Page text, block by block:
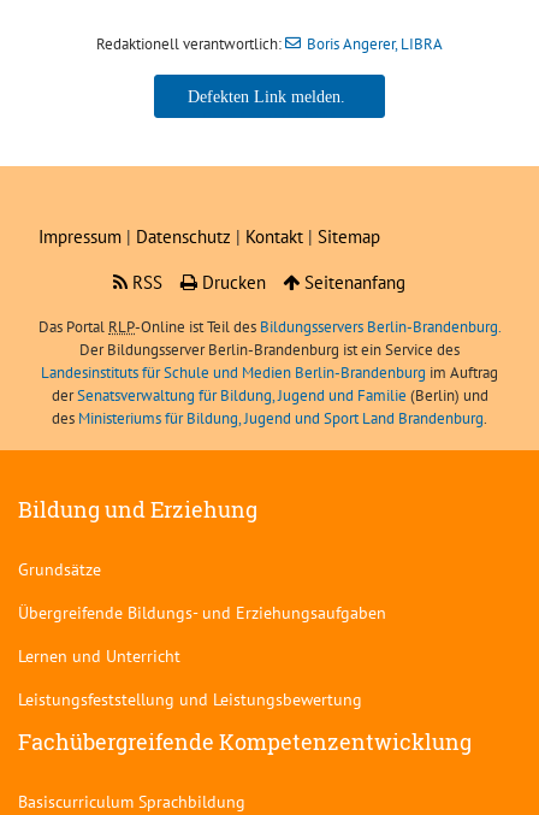
Redaktionell verantwortlich: Boris Angerer, LIBRA
Boris Angerer, LIBRA
Impressum | Datenschutz | Kontakt | Sitemap
RSS
Drucken Seitenanfang
Das Portal RLP-Online ist Teil des Bildungsservers Berlin-Brandenburg.
Der Bildungsserver Berlin-Brandenburg ist ein Service des
Landesinstituts für Schule und Medien Berlin-Brandenburg im Auftrag
derSenatsverwaltung für Bildung, Jugend und Familie (Berlin) und
des Ministeriums für Bildung, Jugend und Sport Land Brandenburg.
Bildung und Erziehung
Grundsätze
Übergreifende Bildungs- und Erziehungsaufgaben
Lernen und Unterricht
Leistungsfeststellung und Leistungsbewertung
Fachübergreifende Kompetenzentwicklung
Basiscurriculum Sprachbildung